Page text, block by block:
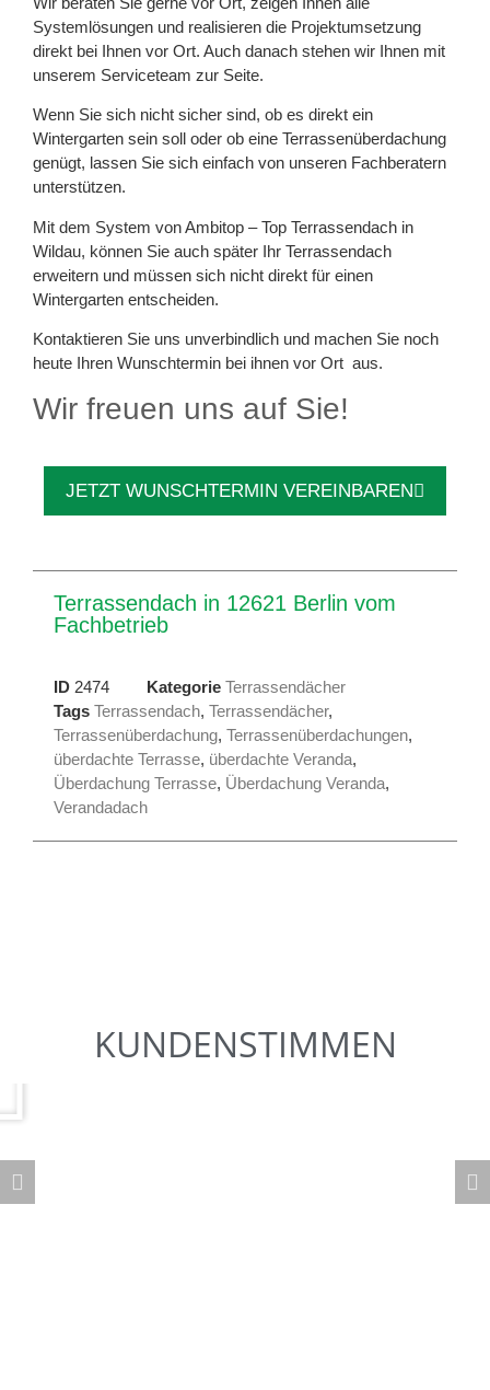
Systemlösungen und realisieren die Projektumsetzung
direkt bei Ihnen vor Ort. Auch danach stehen wir Ihnen mit
unserem Serviceteam zur Seite.
Wenn Sie sich nicht sicher sind, ob es direkt ein
Wintergarten sein soll oder ob eine Terrassenüberdachung
genügt, lassen Sie sich einfach von unseren Fachberatern
unterstützen.
Mit dem System von Ambitop – Top Terrassendach in
Wildau, können Sie auch später Ihr Terrassendach
erweitern und müssen sich nicht direkt für einen
Wintergarten entscheiden.
Kontaktieren Sie uns unverbindlich und machen Sie noch
heute Ihren Wunschtermin bei ihnen vor Ort aus.
Wir freuen uns auf Sie!
JETZT WUNSCHTERMIN VEREINBAREN
Terrassendach in 12621 Berlin vom
Fachbetrieb
ID 2474 Kategorie Terrassendächer
Tags Terrassendach, Terrassendächer,
Terrassenüberdachung, Terrassenüberdachungen,
überdachte Terrasse, überdachte Veranda,
Überdachung Terrasse, Überdachung Veranda,
Verandadach
KUNDENSTIMMEN